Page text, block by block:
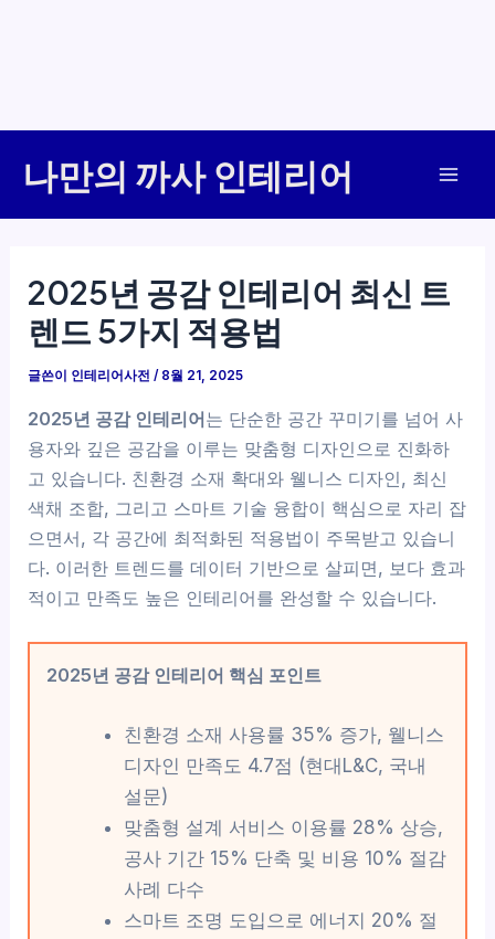
나만의 까사 인테리어
2025년 공감 인테리어 최신 트
렌드 5가지 적용법
글쓴이 인테리어사전/ 8월 21, 2025
2025년 공감 인테리어는 단순한 공간 꾸미기를 넘어 사
용자와 깊은 공감을 이루는 맞춤형 디자인으로 진화하
고 있습니다. 친환경 소재 확대와 웰니스 디자인, 최신
색채 조합, 그리고 스마트 기술 융합이 핵심으로 자리 잡
으면서, 각 공간에 최적화된 적용법이 주목받고 있습니
다. 이러한 트렌드를 데이터 기반으로 살피면, 보다 효과
적이고 만족도 높은 인테리어를 완성할 수 있습니다.
2025년 공감 인테리어 핵심 포인트
친환경 소재 사용률 35% 증가, 웰니스
디자인 만족도 4.7점 (현대L&C, 국내
설문)
맞춤형 설계 서비스 이용률 28% 상승,
공사 기간 15% 단축 및 비용 10% 절감
사례 다수
스마트 조명 도입으로 에너지 20% 절